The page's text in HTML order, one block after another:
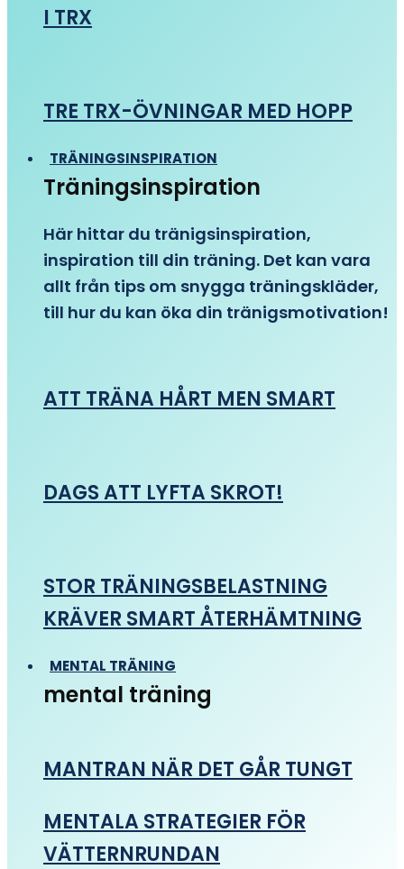
I TRX
TRE TRX-ÖVNINGAR MED HOPP
TRÄNINGSINSPIRATION
Träningsinspiration
Här hittar du tränigsinspiration,
inspiration till din träning. Det kan vara
allt från tips om snygga träningskläder,
till hur du kan öka din tränigsmotivation!
ATT TRÄNA HÅRT MEN SMART
DAGS ATT LYFTA SKROT!
STOR TRÄNINGSBELASTNING
KRÄVER SMART ÅTERHÄMTNING
MENTAL TRÄNING
mental träning
MANTRAN NÄR DET GÅR TUNGT
MENTALA STRATEGIER FÖR
VÄTTERNRUNDAN